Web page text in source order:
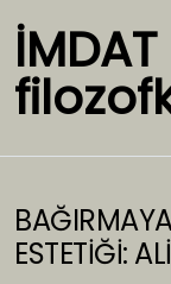
ESTETİĞİ: